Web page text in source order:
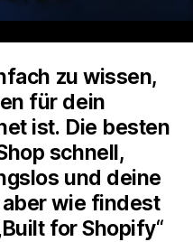
zu wissen,
für dein
ist. Die besten
schnell,
und deine
wie findest
for Shopify“